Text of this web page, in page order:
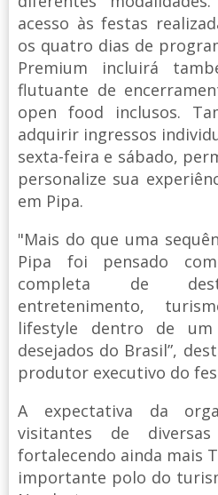
acesso às festas
os quatro dias de
Premium incluirá
flutuante de
open food inclusos.
adquirir ingressos
sexta-feira e sábado,
personalize sua
em Pipa.
"Mais do que uma
Pipa foi pensado
completa de
entretenimento,
lifestyle dentro de
desejados do Brasil”,
produtor executivo do
A expectativa da
visitantes de
fortalecendo ainda mais
importante polo do